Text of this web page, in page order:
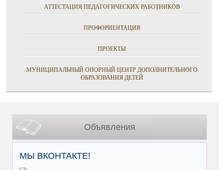
АТТЕСТАЦИЯ ПЕДАГОГИЧЕСКИХ РАБОТНИКОВ
ПРОФОРИЕНТАЦИЯ
ПРОЕКТЫ
МУНИЦИПАЛЬНЫЙ ОПОРНЫЙ ЦЕНТР ДОПОЛНИТЕЛЬНОГО
ОБРАЗОВАНИЯ ДЕТЕЙ
Объявления
МЫ ВКОНТАКТЕ!